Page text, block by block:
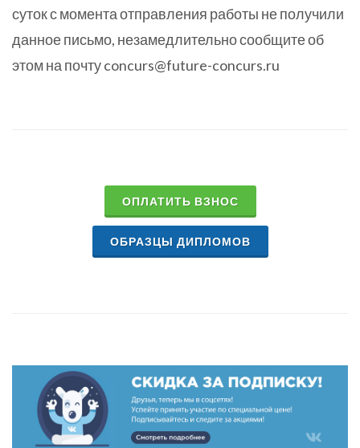
суток с момента отправления работы не получили
данное письмо, незамедлительно сообщите об
этом на почту concurs@future-concurs.ru
ОПЛАТИТЬ ВЗНОС
ОБРАЗЦЫ ДИПЛОМОВ